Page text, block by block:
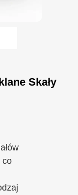
Skały
co